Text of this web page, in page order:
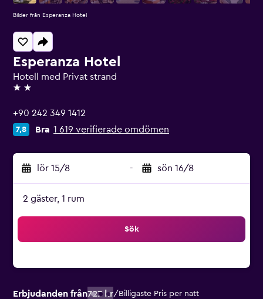
Esperanza Hotel
Hotell med Privat strand
2 stjärnor
+90 242 349 1412
7,8 Bra 1 619 verifierade omdömen
lör 15/8 - sön 16/8
2 gäster, 1 rum
Sök
Erbjudanden från727 kr/ Billigaste Pris per natt
Bilder från Esperanza Hotel